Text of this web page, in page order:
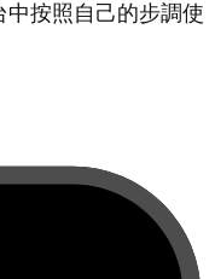
按照自己的步調使